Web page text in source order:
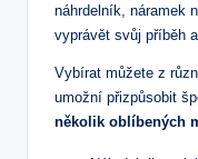
náhrdelník, náramek
vyprávět svůj příběh
Vybírat můžete z
umožní přizpůsobit
několik oblíbených